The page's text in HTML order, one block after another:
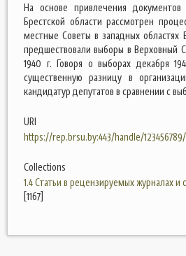
На основе привлечения документов
Брестской области рассмотрен
местные Советы в западных областях
предшествовали выборы в Верховный
1940 г. Говоря о выборах декабря
существенную разницу в
кандидатур депутатов в сравнении с
URI
https://rep.brsu.by:443/handle/
Collections
1.4 Статьи в рецензируемых журналах и
[1167]